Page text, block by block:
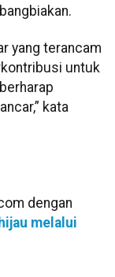
yang terancam
untuk
kata
dengan
melalui